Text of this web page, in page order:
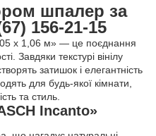
шпалер за
156-21-15
x 1,06 м» — це поєднання
Завдяки текстурі вінілу
затишок і елегантність
для будь-якої кімнати,
та стиль.
Incanto»